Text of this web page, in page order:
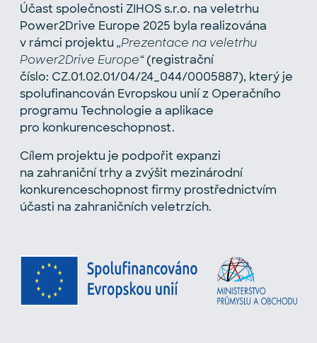
Účast společnosti ZIHOS s.r.o. na veletrhu
Power2Drive Europe 2025 byla realizována
v rámci projektu „Prezentace na veletrhu
Power2Drive Europe“(registrační
číslo: CZ.01.02.01/04/24_044/0005887), který je
spolufinancován Evropskou unií z Operačního
programu Technologie a aplikace
pro konkurenceschopnost.
Cílem projektu je podpořit expanzi
na zahraniční trhy a zvýšit mezinárodní
konkurenceschopnost firmy prostřednictvím
účasti na zahraničních veletrzích.